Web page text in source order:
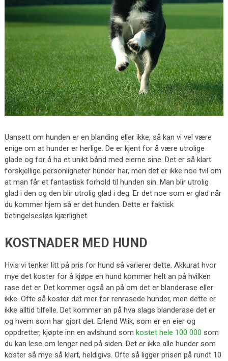
Uansett om hunden er en blanding eller ikke, så kan vi vel være
enige om at hunder er herlige. De er kjent for å være utrolige
glade og for å ha et unikt bånd med eierne sine. Det er så klart
forskjellige personligheter hunder har, men det er ikke noe tvil om
at man får et fantastisk forhold til hunden sin. Man blir utrolig
glad i den og den blir utrolig glad i deg. Er det noe som er glad når
du kommer hjem så er det hunden. Dette er faktisk
betingelsesløs kjærlighet.
KOSTNADER MED HUND
Hvis vi tenker litt på pris for hund så varierer dette. Akkurat hvor
mye det koster for å kjøpe en hund kommer helt an på hvilken
rase det er. Det kommer også an på om det er blanderase eller
ikke. Ofte så koster det mer for renrasede hunder, men dette er
ikke alltid tilfelle. Det kommer an på hva slags blanderase det er
og hvem som har gjort det. Erlend Wiik, som er en eier og
oppdretter, kjøpte inn en avlshund som kostet hele 100 000 som
du kan lese om lenger ned på siden. Det er ikke alle hunder som
koster så mye så klart, heldigivs. Ofte så ligger prisen på rundt 10